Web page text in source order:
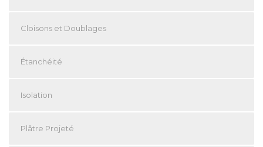
Cloisons et Doublages
Étanchéité
Isolation
Plâtre Projeté